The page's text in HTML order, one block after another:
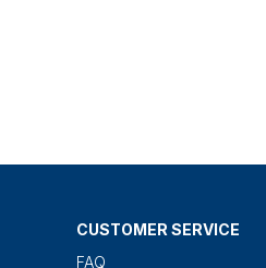
CUSTOMER SERVICE
FAQ